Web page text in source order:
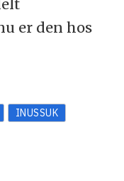
er den hos
INUSSUK